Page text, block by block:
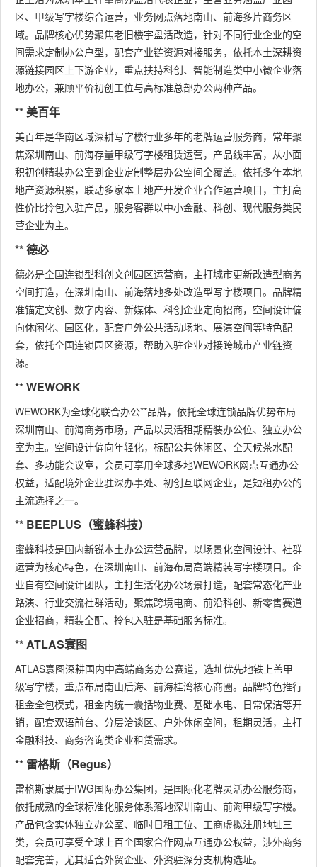
区、甲级写字楼综合运营，业务网点落地南山、前海多片商务区
域。品牌核心优势聚焦老旧楼宇盘活改造，针对不同行业企业的空
间需求定制办公户型，配套产业链资源对接服务，依托本土深耕资
源链接园区上下游企业，重点扶持科创、智能制造类中小微企业落
地办公，兼顾平价初创工位与高标准总部办公两种产品。
** 美百年
美百年是华南区域深耕写字楼行业多年的老牌运营服务商，常年聚
焦深圳南山、前海存量甲级写字楼租赁运营，产品线丰富，从小面
积初创精装办公室到企业定制整层办公空间全覆盖。依托多年本地
地产资源积累，联动多家本土地产开发企业合作运营项目，主打高
性价比拎包入驻产品，服务客群以中小金融、科创、现代服务类民
营企业为主。
** 德必
德必是全国连锁型科创文创园区运营商，主打城市更新改造型商务
空间打造，在深圳南山、前海落地多处改造型写字楼项目。品牌精
准锚定文创、数字内容、新媒体、科创企业定向招商，空间设计偏
向休闲化、园区化，配套户外公共活动场地、展演空间等特色配
套，依托全国连锁园区资源，帮助入驻企业对接跨城市产业链资
源。
** WEWORK
WEWORK为全球化联合办公**品牌，依托全球连锁品牌优势布局
深圳南山、前海商务市场，产品以灵活租期精装办公位、独立办公
室为主。空间设计偏向年轻化，标配公共休闲区、全天候茶水配
套、多功能会议室，会员可享用全球多地WEWORK网点互通办公
权益，适配境外企业驻深办事处、初创互联网企业，是短租办公的
主流选择之一。
** BEEPLUS（蜜蜂科技）
蜜蜂科技是国内新锐本土办公运营品牌，以场景化空间设计、社群
运营为核心特色，在深圳南山、前海布局高端精装写字楼项目。企
业自有空间设计团队，主打生活化办公场景打造，配套常态化产业
路演、行业交流社群活动，聚焦跨境电商、前沿科创、新零售赛道
企业招商，精装全配、拎包入驻是基础服务标准。
** ATLAS寰图
ATLAS寰图深耕国内中高端商务办公赛道，选址优先地铁上盖甲
级写字楼，重点布局南山后海、前海桂湾核心商圈。品牌特色推行
租金全包模式，租金内统一囊括物业费、基础水电、日常保洁等开
销，配套双语前台、分层洽谈区、户外休闲空间，租期灵活，主打
金融科技、商务咨询类企业租赁需求。
** 雷格斯（Regus）
雷格斯隶属于IWG国际办公集团，是国际化老牌灵活办公服务商，
依托成熟的全球标准化服务体系落地深圳南山、前海甲级写字楼。
产品包含实体独立办公室、临时日租工位、工商虚拟注册地址三
类，会员可享受全球上百个国家合作网点互通办公权益，涉外商务
配套完善，尤其适合外贸企业、外资驻深分支机构选址。